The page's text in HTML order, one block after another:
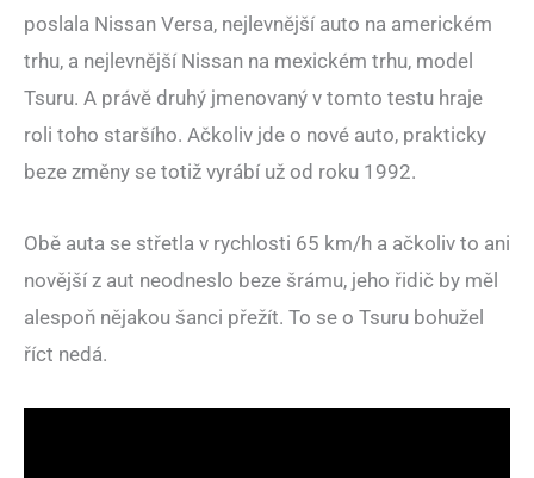
poslala Nissan Versa, nejlevnější auto na americkém
trhu, a nejlevnější Nissan na mexickém trhu, model
Tsuru. A právě druhý jmenovaný v tomto testu hraje
roli toho staršího. Ačkoliv jde o nové auto, prakticky
beze změny se totiž vyrábí už od roku 1992.
Obě auta se střetla v rychlosti 65 km/h a ačkoliv to ani
novější z aut neodneslo beze šrámu, jeho řidič by měl
alespoň nějakou šanci přežít. To se o Tsuru bohužel
říct nedá.